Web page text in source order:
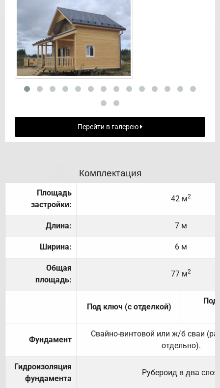
Перейти в галерею
Комплектация
Площадь
застройки:
42 м2
Длина: 7 м
Ширина: 6 м
Общая
площадь:
77 м2
Под ключ (с отделкой)
Под
Фундамент
Свайно-винтовой или ж/б сваи
отдельно).
Гидроизоляция
фундамента
Рубероид в два слоя.